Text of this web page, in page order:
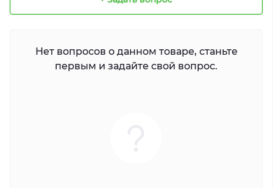
Нет вопросов о данном товаре, станьте
первым и задайте свой вопрос.